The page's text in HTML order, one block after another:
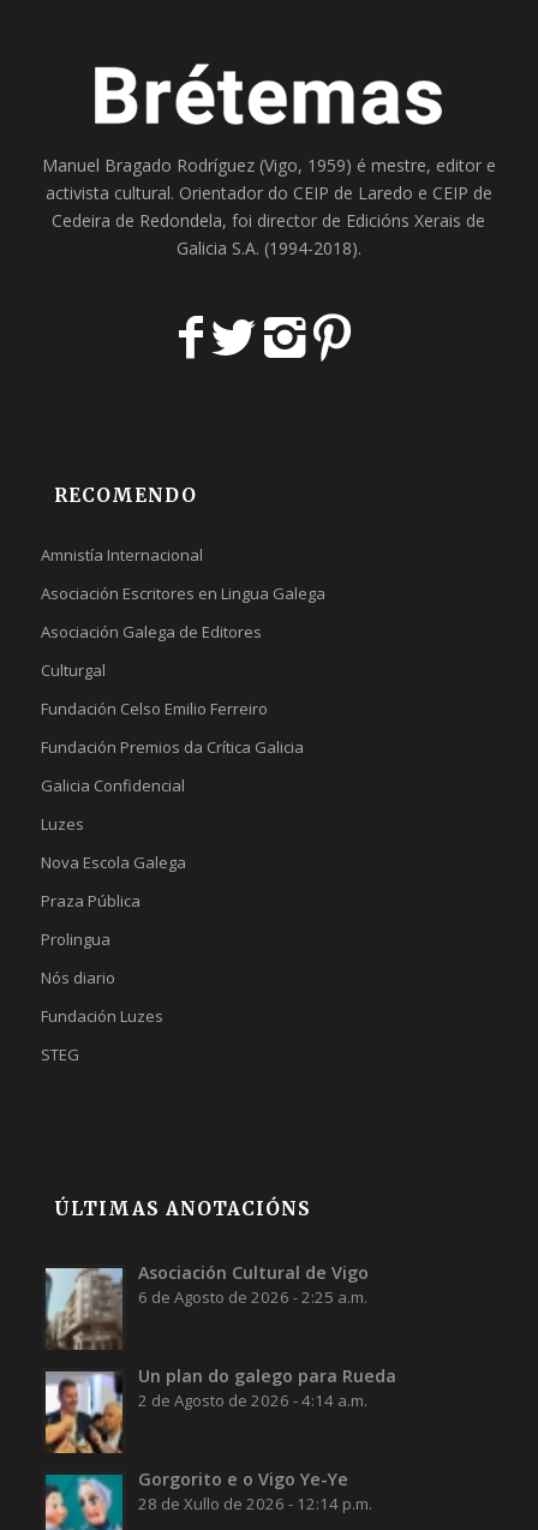
Manuel Bragado Rodríguez (Vigo, 1959) é mestre, editor e
activista cultural. Orientador do CEIP de Laredo e CEIP de
Cedeira de Redondela, foi director de Edicións Xerais de
Galicia S.A. (1994-2018).
RECOMENDO
Amnistía Internacional
Asociación Escritores en Lingua Galega
Asociación Galega de Editores
Culturgal
Fundación Celso Emilio Ferreiro
Fundación Premios da Crítica Galicia
Galicia Confidencial
Luzes
Nova Escola Galega
Praza Pública
Prolingua
Nós diario
Fundación Luzes
STEG
ÚLTIMAS ANOTACIÓNS
Asociación Cultural de Vigo
6 de Agosto de 2026 - 2:25 a.m.
Un plan do galego para Rueda
2 de Agosto de 2026 - 4:14 a.m.
Gorgorito e o Vigo Ye-Ye
28 de Xullo de 2026 - 12:14 p.m.